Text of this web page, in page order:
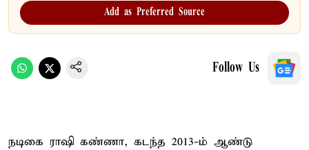
Add as Preferred Source
Follow Us
நடிகை ராஷி கண்ணா, கடந்த 2013-ம் ஆண்டு